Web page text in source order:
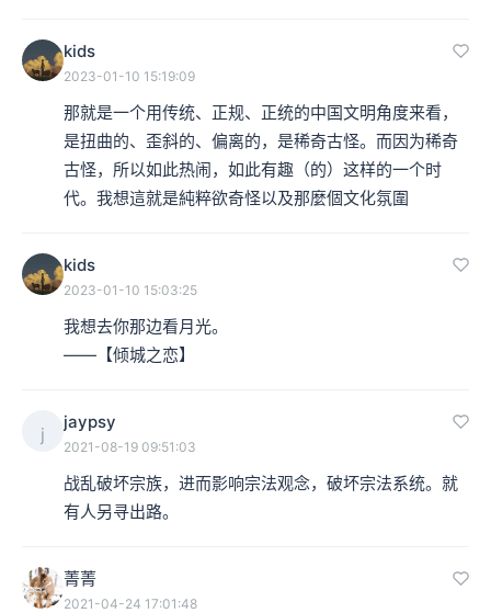
kids
2023-01-10 15:19:09
那就是一个用传统、正规、正统的中国文明角度来看，
是扭曲的、歪斜的、偏离的，是稀奇古怪。而因为稀奇
古怪，所以如此热闹，如此有趣（的）这样的一个时
代。我想這就是純粹欲奇怪以及那麼個文化氛圍
kids
2023-01-10 15:03:25
我想去你那边看月光。
——【倾城之恋】
j
jaypsy
2021-08-19 09:51:03
战乱破坏宗族，进而影响宗法观念，破坏宗法系统。就
有人另寻出路。
菁菁
2021-04-24 17:01:48